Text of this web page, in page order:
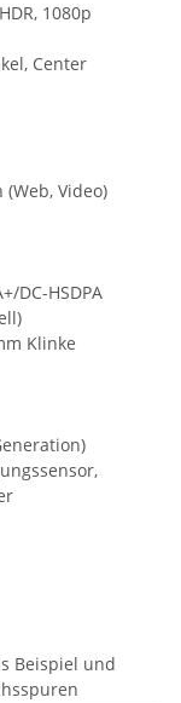
1080p
Center
Video)
DC-HSDPA
Klinke
Beispiel und